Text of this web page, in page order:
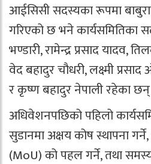
आईसिसी सदस्यका रूपमा
गरिएको छ भने कार्यसमितिका
भण्डारी, रामेन्द्र प्रसाद यादव,
वेद बहादुर चौधरी, लक्ष्मी
र कृष्ण बहादुर नेपाली रहेका
अधिवेशनपछिको पहिलो
सुडानमा अक्षय कोष स्थापना
(MoU) को पहल गर्ने, तथा